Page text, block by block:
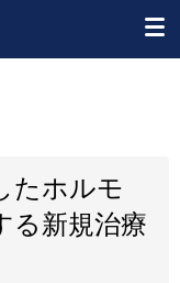
たホルモ
る新規治療